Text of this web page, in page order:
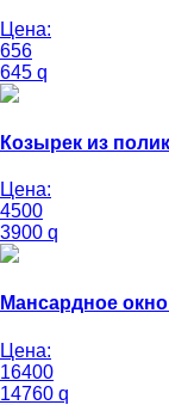
Цена:
656
645 q
Козырек из
Цена:
4500
3900 q
Мансардное
Цена:
16400
14760 q